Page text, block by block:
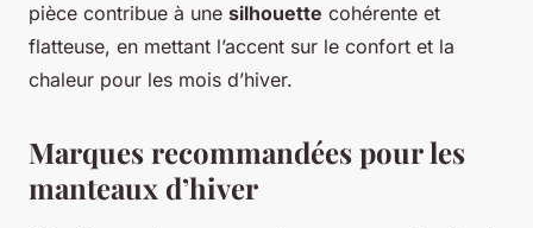
pièce contribue à une silhouette cohérente et
flatteuse, en mettant l’accent sur le confort et la
chaleur pour les mois d’hiver.
Marques recommandées pour les
manteaux d’hiver